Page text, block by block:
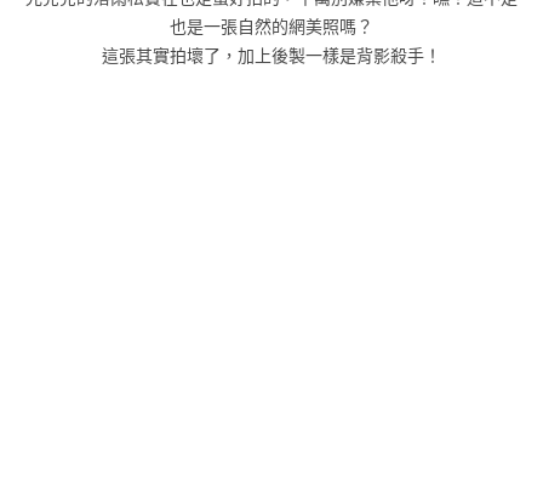
也是一張自然的網美照嗎？
這張其實拍壞了，加上後製一樣是背影殺手！